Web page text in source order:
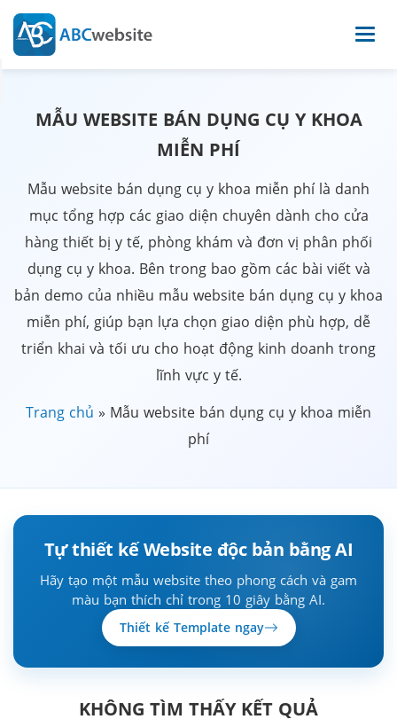
MẪU WEBSITE BÁN DỤNG CỤ Y KHOA
MIỄN PHÍ
Mẫu website bán dụng cụ y khoa miễn phí là danh
mục tổng hợp các giao diện chuyên dành cho cửa
hàng thiết bị y tế, phòng khám và đơn vị phân phối
dụng cụ y khoa. Bên trong bao gồm các bài viết và
bản demo của nhiều mẫu website bán dụng cụ y khoa
miễn phí, giúp bạn lựa chọn giao diện phù hợp, dễ
triển khai và tối ưu cho hoạt động kinh doanh trong
lĩnh vực y tế.
Trang chủ » Mẫu website bán dụng cụ y khoa miễn
phí
Tự thiết kế Website độc bản bằng AI
Hãy tạo một mẫu website theo phong cách và gam
màu bạn thích chỉ trong 10 giây bằng AI.
Thiết kế Template ngay
KHÔNG TÌM THẤY KẾT QUẢ